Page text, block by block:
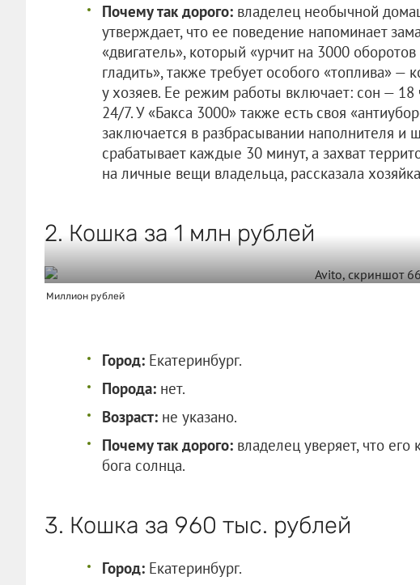
Почему так дорого: владелец необычной
утверждает, что ее поведение напоминает
«двигатель», который «урчит на 3000
гладить», также требует особого «топлива» —
у хозяев. Ее режим работы включает: coн —
24/7. У «Бакса 3000» также есть своя
заключается в разбрасывании наполнителя и
срабатывает каждые 30 минут, а захват
на личные вещи владельца, рассказала
2. Кошка за 1 млн рублей
Миллион рублей
Город: Екатеринбург.
Порода: нет.
Возраст: не указано.
Почему так дорого: владелец уверяет, что
бога солнца.
3. Кошка за 960 тыс. рублей
Город: Екатеринбург.